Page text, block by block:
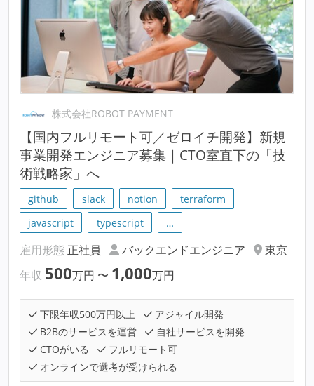
株式会社ROBOT PAYMENT
【国内フルリモート可／ゼロイチ開発】新規
事業開発エンジニア募集｜CTO室直下の「技
術戦略家」へ
github slack notion
terraform
javascript
typescript …
雇用形態 正社員 バックエンドエンジニア
東京
年収 500万円 〜 1,000万円
下限年収500万円以上
アジャイル開発
B2Bのサービスを運営
自社サービスを開発
CTOがいる
フルリモート可
オンラインで選考が受けられる